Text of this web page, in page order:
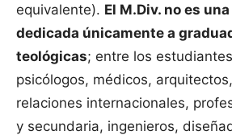
equivalente). El M.Div. no es
dedicada únicamente a
teológicas; entre los
psicólogos, médicos,
relaciones internacionales,
y secundaria, ingenieros,